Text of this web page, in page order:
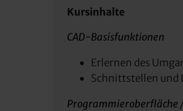
Kursinhalte
CAD-Basisfunktionen
Erlernen des
Schnittstellen und
Programmieroberfläche